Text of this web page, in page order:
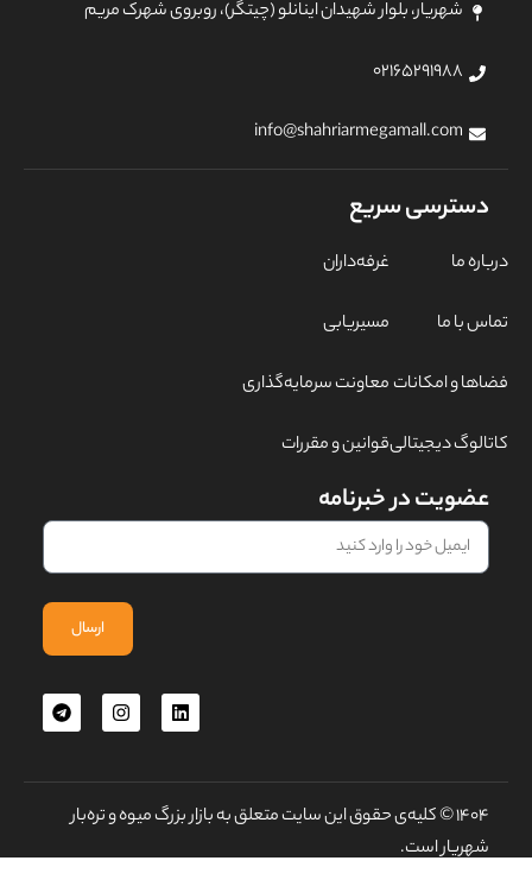
شهریار، بلوار شهیدان اینانلو (چیتگر)، روبروی شهرک مریم
۰۲۱۶۵۲۹۱۹۸۸
info@shahriarmegamall.com
دسترسی سریع
درباره ما
تماس با ما
فضاها و امکانات
کاتالوگ دیجیتالی
غرفه‌داران
مسیریابی
معاونت سرمایه‌گذاری
قوانین و مقررات
عضویت در خبرنامه
ارسال
۱۴۰۴©کلیه‌ی حقوق این سایت متعلق به بازار بزرگ میوه و تره‌بار
شهریار است.